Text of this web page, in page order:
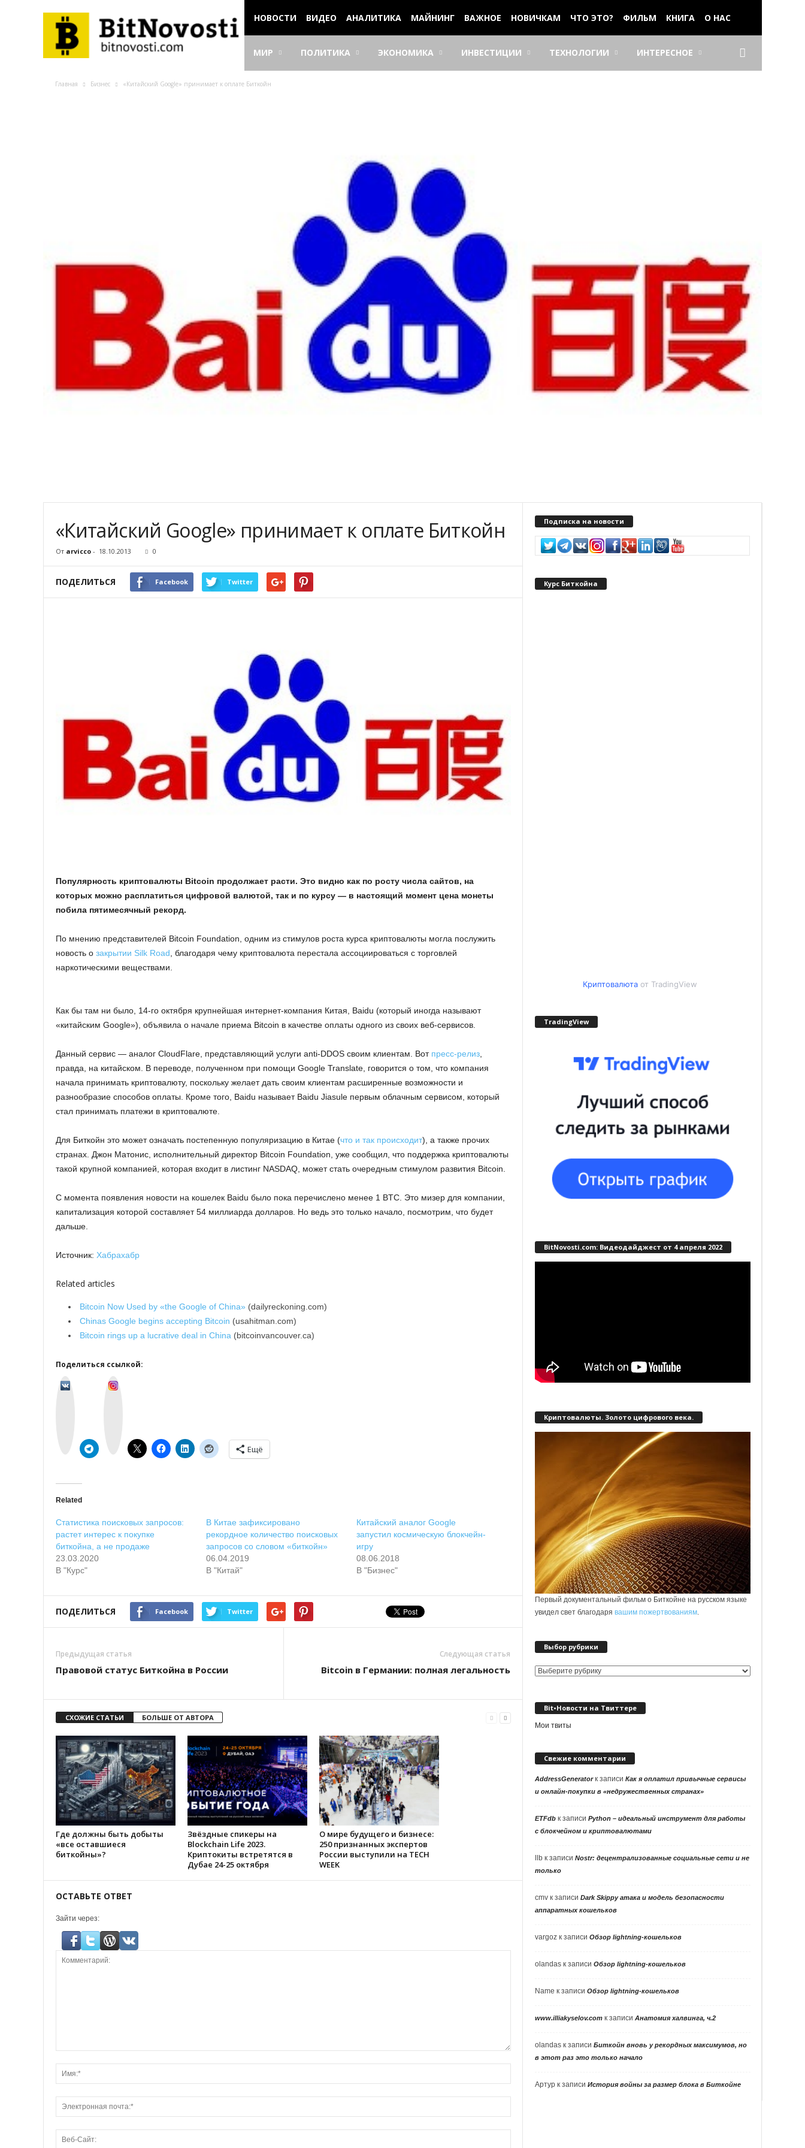
НОВОСТИ ВИДЕО АНАЛИТИКА МАЙНИНГ ВАЖНОЕ НОВИЧКАМ ЧТО ЭТО? ФИЛЬМ КНИГА О НАС
МИР ПОЛИТИКА ЭКОНОМИКА ИНВЕСТИЦИИ ТЕХНОЛОГИИ ИНТЕРЕСНОЕ
Главная Бизнес «Китайский Google» принимает к оплате Биткойн
«Китайский Google» принимает к оплате Биткойн
От arvicco - 18.10.2013 0
ПОДЕЛИТЬСЯ Facebook Twitter
Популярность криптовалюты Bitcoin продолжает расти. Это видно как по росту числа сайтов, на
которых можно расплатиться цифровой валютой, так и по курсу — в настоящий момент цена монеты
побила пятимесячный рекорд.
По мнению представителей Bitcoin Foundation, одним из стимулов роста курса криптовалюты могла послужить
новость о закрытии Silk Road , благодаря чему криптовалюта перестала ассоциироваться с торговлей
наркотическими веществами.
Как бы там ни было, 14-го октября крупнейшая интернет-компания Китая, Baidu (который иногда называют
«китайским Google»), объявила о начале приема Bitcoin в качестве оплаты одного из своих веб-сервисов.
Данный сервис — аналог CloudFlare, представляющий услуги anti-DDOS своим клиентам. Вот пресс-релиз
правда, на китайском. В переводе, полученном при помощи Google Translate, говорится о том, что компания
начала принимать криптовалюту, поскольку желает дать своим клиентам расширенные возможности и
разнообразие способов оплаты. Кроме того, Baidu называет Baidu Jiasule первым облачным сервисом, который
стал принимать платежи в криптовалюте.
Для Биткойн это может означать постепенную популяризацию в Китае (что и так происходит), а также прочих
странах. Джон Матонис, исполнительный директор Bitcoin Foundation, уже сообщил, что поддержка криптовалюты
такой крупной компанией, которая входит в листинг NASDAQ, может стать очередным стимулом развития Bitcoin.
С момента появления новости на кошелек Baidu было пока перечислено менее 1 BTC. Это мизер для компании,
капитализация которой составляет 54 миллиарда долларов. Но ведь это только начало, посмотрим, что будет
дальше.
Источник: Хабрахабр
Related articles
Bitcoin Now Used by «the Google of China» (dailyreckoning.com)
Chinas Google begins accepting Bitcoin (usahitman.com)
Bitcoin rings up a lucrative deal in China (bitcoinvancouver.ca)
Поделиться ссылкой:
Ещё
Related
Статистика поисковых запросов:
растет интерес к покупке
биткойна, а не продаже
23.03.2020
В "Курс"
В Китае зафиксировано
рекордное количество поисковых
запросов со словом «биткойн»
06.04.2019
В "Китай"
Китайский аналог Google
запустил космическую блокчейн-
игру
08.06.2018
В "Бизнес"
ПОДЕЛИТЬСЯ Facebook Twitter
Предыдущая статья
Правовой статус Биткойна в России
Следующая статья
Bitсoin в Германии: полная легальность
СХОЖИЕ СТАТЬИ БОЛЬШЕ ОТ АВТОРА
Где должны быть добыты
«все оставшиеся
биткойны»?
Звёздные спикеры на
Blockchain Life 2023.
Криптокиты встретятся в
Дубае 24-25 октября
О мире будущего и бизнесе:
250 признанных экспертов
России выступили на TECH
WEEK
ОСТАВЬТЕ ОТВЕТ
Зайти через:
Подписка на новости
Курс Биткойна
Криптовалютаот TradingView
TradingView
BitNovosti.com: Видеодайджест от 4 апреля 2022
Криптовалюты. Золото цифрового века.
Первый документальный фильм о Биткойне на русском языке
увидел свет благодарявашим пожертвованиям.
Выбор рубрики
Выбор
Bit•Новости на Твиттере
Мои твиты
Свежие комментарии
AddressGeneratorк записиКак я оплатил привычные сервисы
и онлайн-покупки в «недружественных странах»
ETFdb к записиPython – идеальный инструмент для работы
с блокчейном и криптовалютами
llb к записиNostr: децентрализованные социальные сети и не
только
cmv к записиDark Skippy атака и модель безопасности
аппаратных кошельков
vargoz к записиОбзор lightning-кошельков
olandas к записиОбзор lightning-кошельков
Name к записиОбзор lightning-кошельков
www.illiakyselov.com к записиАнатомия халвинга, ч.2
olandas к записиБиткойн вновь у рекордных максимумов, но
в этот раз это только начало
Артур к записиИстория войны за размер блока в Биткойне